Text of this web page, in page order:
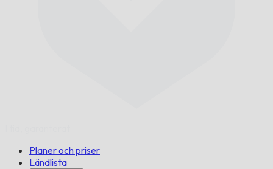
Planer och priser
Ländlista